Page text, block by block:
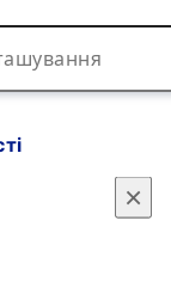
×
×